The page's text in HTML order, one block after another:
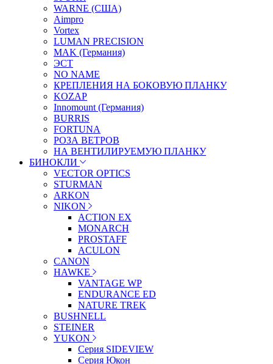
WARNE (США)
Aimpro
Vortex
LUMAN PRECISION
MAK (Германия)
ЭСТ
NO NAME
КРЕПЛЕНИЯ НА БОКОВУЮ ПЛАНКУ
KOZAP
Innomount (Германия)
BURRIS
FORTUNA
РОЗА ВЕТРОВ
НА ВЕНТИЛИРУЕМУЮ ПЛАНКУ
БИНОКЛИ
VECTOR OPTICS
STURMAN
ARKON
NIKON
ACTION EX
MONARCH
PROSTAFF
ACULON
CANON
HAWKE
VANTAGE WP
ENDURANCE ED
NATURE TREK
BUSHNELL
STEINER
YUKON
Серия SIDEVIEW
Серия Юкон